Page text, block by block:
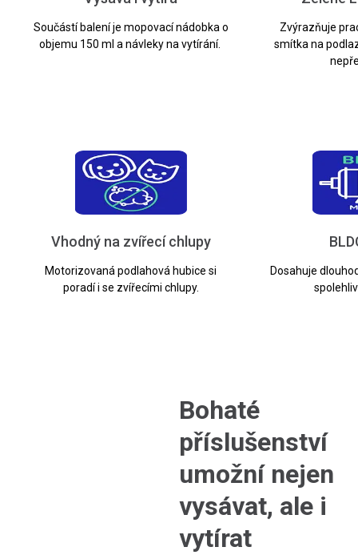
Součástí balení je mopovací nádobka o
objemu 150 ml a návleky na vytírání.
Zvýrazňuje
smítka na
Vhodný na zvířecí chlupy
Motorizovaná podlahová hubice si
poradí i se zvířecími chlupy.
Dosahuje
Bohaté
příslušenství
umožní nejen
vysávat, ale i
vytírat